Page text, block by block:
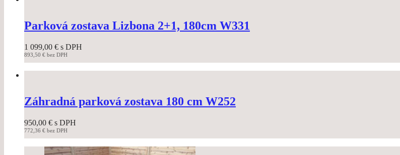
Parková zostava Lizbona 2+1, 180cm W331
1 099,00 € s DPH
893,50 € bez DPH
This
product
variants.
The
may
be
Záhradná parková zostava 180 cm W252
950,00 € s DPH
772,36 € bez DPH
This
product